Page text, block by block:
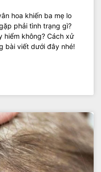
hoa khiến ba mẹ lo
phải tình trạng gì?
hiểm không? Cách xử
bài viết dưới đây nhé!